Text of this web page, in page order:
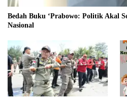
Bedah Buku ‘Prabowo: Politik Akal
Nasional